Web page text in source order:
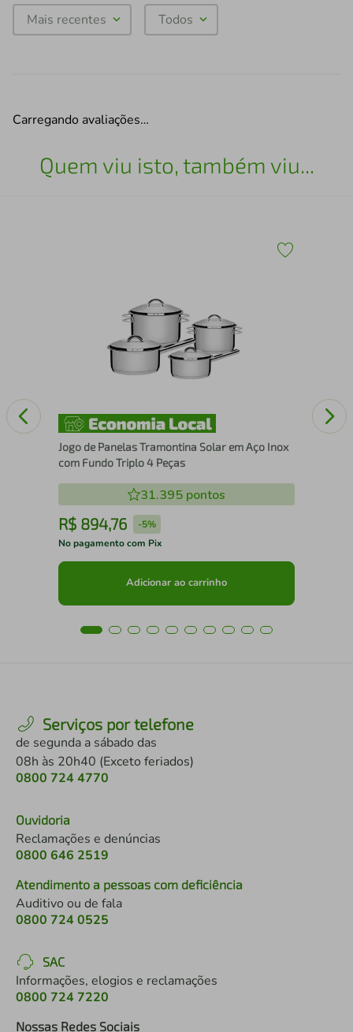
Mais recentes Todos
Carregando avaliações…
Quem viu isto, também viu...
Jogo de Panelas Tramontina Solar em Aço Inox
com Fundo Triplo 4 Peças
31.395 pontos
R$ 894,76 -5%
No pagamento com Pix
Adicionar ao carrinho
Serviços por telefone
de segunda a sábado das
08h às 20h40 (Exceto feriados)
0800 724 4770
Ouvidoria
Reclamações e denúncias
0800 646 2519
Atendimento a pessoas com deficiência
Auditivo ou de fala
0800 724 0525
SAC
Informações, elogios e reclamações
0800 724 7220
Nossas Redes Sociais